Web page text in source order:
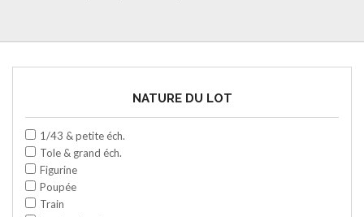
NATURE DU LOT
1/43 & petite éch.
Tole & grand éch.
Figurine
Poupée
Train